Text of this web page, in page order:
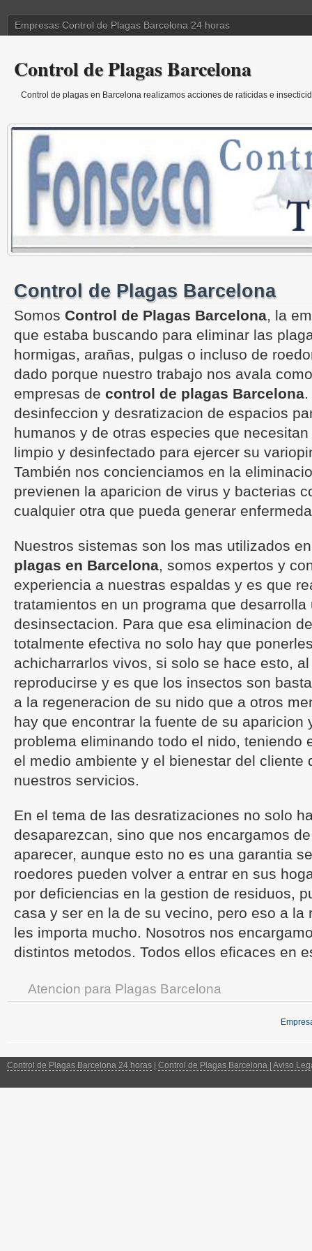
Empresas Control de Plagas Barcelona 24 horas
Control de Plagas Barcelona
Control de plagas en Barcelona realizamos acciones de raticidas e
Control de Plagas Barcelona
Somos Control de Plagas Barcelona, la
que estaba buscando para eliminar las
hormigas, arañas, pulgas o incluso de
dado porque nuestro trabajo nos avala
empresas de control de plagas Barcelona
desinfeccion y desratizacion de espacios
humanos y de otras especies que
limpio y desinfectado para ejercer su
También nos concienciamos en la
previenen la aparicion de virus y bacterias
cualquier otra que pueda generar
Nuestros sistemas son los mas utilizados
plagas en Barcelona, somos expertos y
experiencia a nuestras espaldas y es que
tratamientos en un programa que
desinsectacion. Para que esa eliminacion
totalmente efectiva no solo hay que
achicharrarlos vivos, si solo se hace esto,
reproducirse y es que los insectos son
a la regeneracion de su nido que a otros
hay que encontrar la fuente de su aparicion
problema eliminando todo el nido, teniendo
el medio ambiente y el bienestar del cliente
nuestros servicios.
En el tema de las desratizaciones no solo
desaparezcan, sino que nos encargamos
aparecer, aunque esto no es una garantia
roedores pueden volver a entrar en sus
por deficiencias en la gestion de residuos,
casa y ser en la de su vecino, pero eso a la
les importa mucho. Nosotros nos
distintos metodos. Todos ellos eficaces en
Atencion para Plagas Barcelona
Control de Plagas Barcelona 24 horas Control de Plagas Barcelona | Aviso